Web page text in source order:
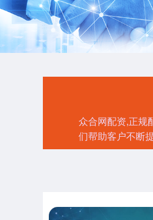
众合网配资,正规
们帮助客户不断